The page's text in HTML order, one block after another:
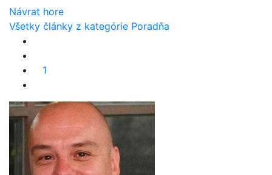
Návrat hore
Všetky články z kategórie Poradňa
1